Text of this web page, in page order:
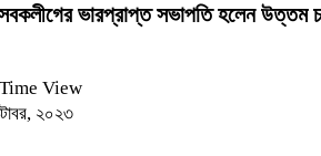
ভারপ্রাপ্ত সভাপতি হলেন উত্তম
View
২০২৩